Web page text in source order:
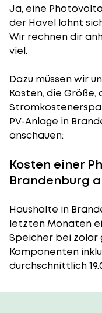
Ja, eine
der Havel lohnt
Wir rechnen dir
viel.
Dazu müssen wir
Kosten, die
PV-Anlage in
anschauen:
Kosten einer
Brandenburg
Haushalte in
letzten Monaten
Speicher bei zolar
Komponenten
durchschnittlich